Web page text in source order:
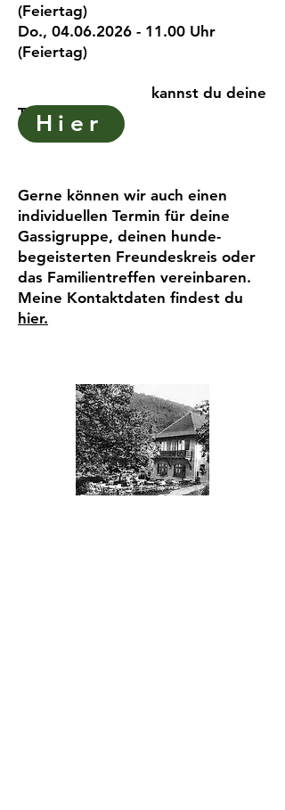
(Feiertag)
Do., 04.06.2026 - 11.00 Uhr
(Feiertag)
kannst du deine
Tour buchen
Gerne können wir auch einen
individuellen Termin für deine
Gassigruppe, deinen hunde-
begeisterten Freundeskreis oder
das Familientreffen vereinbaren.
Meine Kontaktdaten findest du
hier.
Hier